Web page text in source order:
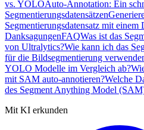
vs. YOLOAuto-Annotation: Ein
Segmentierungsdatensätzen
Segmentierungsdatensatz mit einem
DanksagungenFAQWas ist das
von Ultralytics?Wie kann ich das
für die Bildsegmentierung
YOLO Modelle im Vergleich ab?
mit SAM auto-annotieren?Welche
des Segment Anything Model
Mit KI erkunden